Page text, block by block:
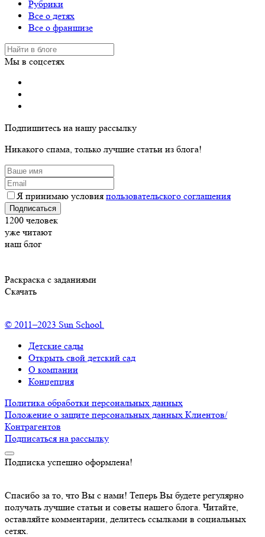
Рубрики
Все о детях
Все о франшизе
Мы в соцсетях
Подпишитесь на нашу рассылку
Никакого спама, только лучшие статьи из блога!
Я принимаю условия пользовательского соглашения
Подписаться
1200 человек
уже читают
наш блог
Раскраска с заданиями
Скачать
© 2011–2023 Sun School.
Детские сады
Открыть свой детский сад
О компании
Концепция
Политика обработки персональных данных
Положение о защите персональных данных Клиентов/
Контрагентов
Подписаться на рассылку
Подписка успешно оформлена!
Спасибо за то, что Вы с нами! Теперь Вы будете регулярно
получать лучшие статьи и советы нашего блога. Читайте,
оставляйте комментарии, делитесь ссылками в социальных
сетях.